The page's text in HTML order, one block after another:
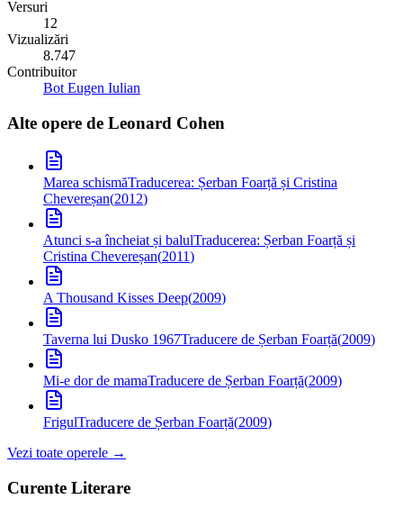
Versuri
12
Vizualizări
8.747
Contribuitor
Bot Eugen Iulian
Alte opere de Leonard Cohen
Marea schismăTraducerea: Șerban Foarță și Cristina
Chevereșan(2012)
Atunci s-a încheiat și balulTraducerea: Șerban Foarță și
Cristina Chevereșan(2011)
A Thousand Kisses Deep(2009)
Taverna lui Dusko 1967Traducere de Șerban Foarță(2009)
Mi-e dor de mamaTraducere de Șerban Foarță(2009)
FrigulTraducere de Șerban Foarță(2009)
Vezi toate operele →
Curente Literare